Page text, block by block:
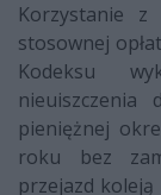
Korzystanie z
stosownej
Kodeksu
pieniężnej
roku bez
przejazd